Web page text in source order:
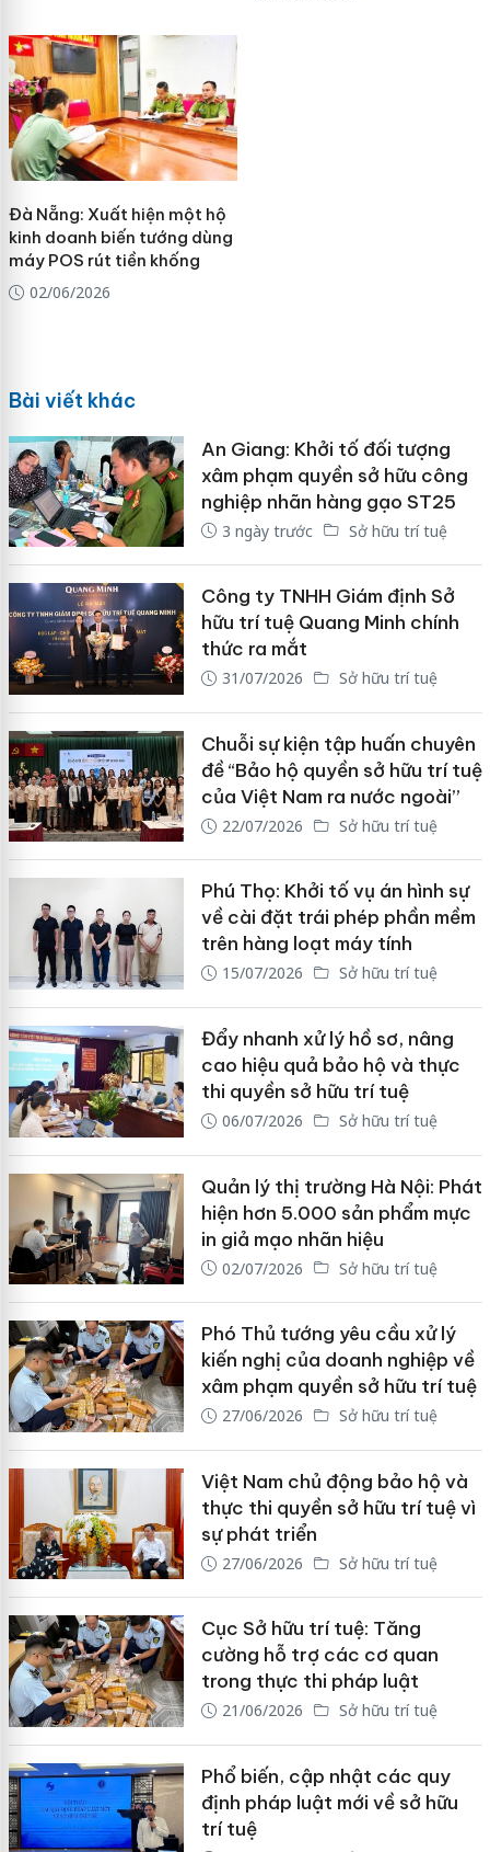
Đà Nẵng: Xuất hiện một hộ
kinh doanh biến tướng dùng
máy POS rút tiền khống
02/06/2026
Bài viết khác
An Giang: Khởi tố đối tượng
xâm phạm quyền sở hữu công
nghiệp nhãn hàng gạo ST25
3 ngày trước Sở hữu trí tuệ
Công ty TNHH Giám định Sở
hữu trí tuệ Quang Minh chính
thức ra mắt
31/07/2026 Sở hữu trí tuệ
Chuỗi sự kiện tập huấn chuyên
đề “Bảo hộ quyền sở hữu trí tuệ
của Việt Nam ra nước ngoài”
22/07/2026 Sở hữu trí tuệ
Phú Thọ: Khởi tố vụ án hình sự
về cài đặt trái phép phần mềm
trên hàng loạt máy tính
15/07/2026 Sở hữu trí tuệ
Đẩy nhanh xử lý hồ sơ, nâng
cao hiệu quả bảo hộ và thực
thi quyền sở hữu trí tuệ
06/07/2026 Sở hữu trí tuệ
Quản lý thị trường Hà Nội: Phát
hiện hơn 5.000 sản phẩm mực
in giả mạo nhãn hiệu
02/07/2026 Sở hữu trí tuệ
Phó Thủ tướng yêu cầu xử lý
kiến nghị của doanh nghiệp về
xâm phạm quyền sở hữu trí tuệ
27/06/2026 Sở hữu trí tuệ
Việt Nam chủ động bảo hộ và
thực thi quyền sở hữu trí tuệ vì
sự phát triển
27/06/2026 Sở hữu trí tuệ
Cục Sở hữu trí tuệ: Tăng
cường hỗ trợ các cơ quan
trong thực thi pháp luật
21/06/2026 Sở hữu trí tuệ
Phổ biến, cập nhật các quy
định pháp luật mới về sở hữu
trí tuệ